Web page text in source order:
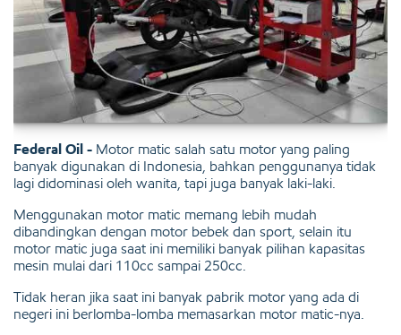
Federal Oil - Motor matic salah satu motor yang paling
banyak digunakan di Indonesia, bahkan penggunanya tidak
lagi didominasi oleh wanita, tapi juga banyak laki-laki.
Menggunakan motor matic memang lebih mudah
dibandingkan dengan motor bebek dan sport, selain itu
motor matic juga saat ini memiliki banyak pilihan kapasitas
mesin mulai dari 110cc sampai 250cc.
Tidak heran jika saat ini banyak pabrik motor yang ada di
negeri ini berlomba-lomba memasarkan motor matic-nya.